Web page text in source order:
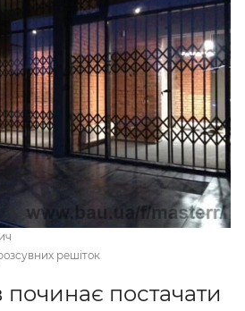
решіток
постачати